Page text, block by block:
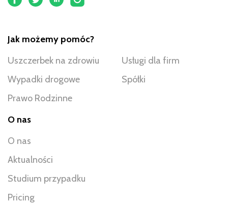
Jak możemy pomóc?
Uszczerbek na zdrowiu
Wypadki drogowe
Prawo Rodzinne
Usługi dla firm
Spółki
O nas
O nas
Aktualności
Studium przypadku
Pricing